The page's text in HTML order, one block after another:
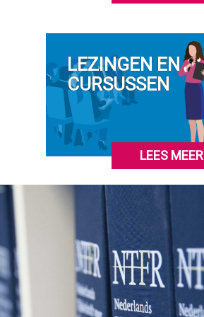
LEZINGEN EN
CURSUSSEN
LEES MEER